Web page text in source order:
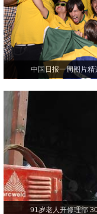
中国日报一周图片
91岁老人开修理部